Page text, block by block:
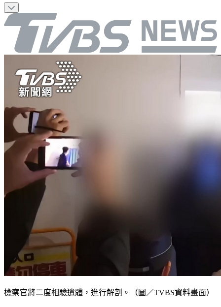
檢察官將二度相驗遺體，進行解剖。（圖／TVBS資料畫面）